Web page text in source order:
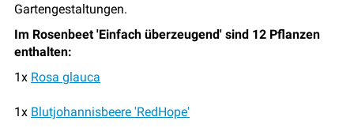
Gartengestaltungen.
Im Rosenbeet 'Einfach überzeugend' sind 12 Pflanzen
enthalten:
1x Rosa glauca
1x Blutjohannisbeere 'RedHope'